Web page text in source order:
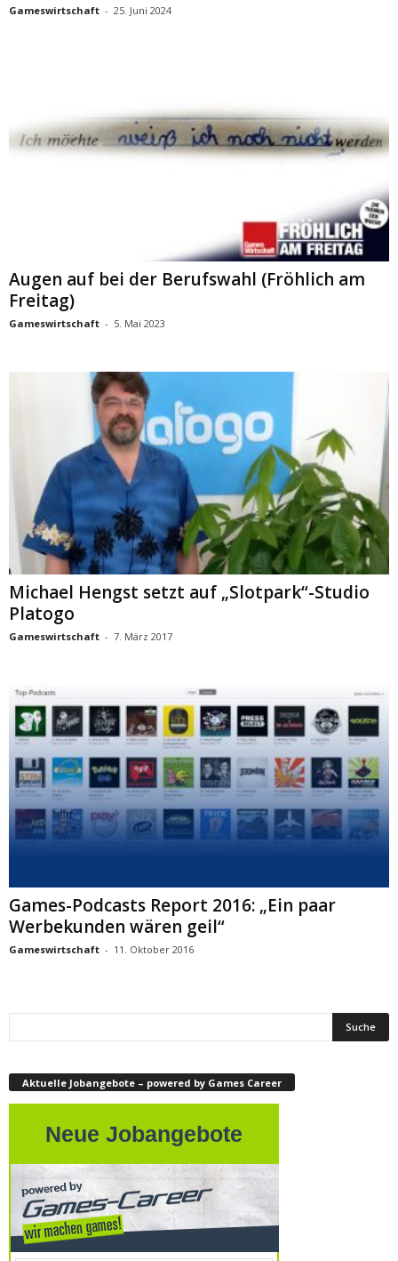
Gameswirtschaft - 25. Juni 2024
Augen auf bei der Berufswahl (Fröhlich am
Freitag)
Gameswirtschaft - 5. Mai 2023
Michael Hengst setzt auf „Slotpark“-Studio
Platogo
Gameswirtschaft - 7. März 2017
Games-Podcasts Report 2016: „Ein paar
Werbekunden wären geil“
Gameswirtschaft - 11. Oktober 2016
Aktuelle Jobangebote – powered by Games Career